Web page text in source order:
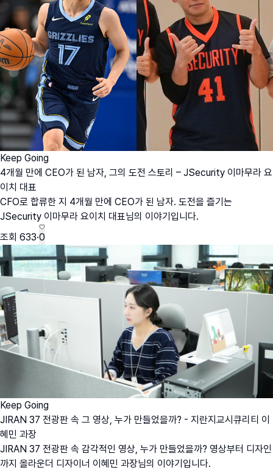
Keep Going
4개월 만에 CEO가 된 남자, 그의 도전 스토리 – JSecurity 이마무라 요
이치 대표
CFO로 합류한 지 4개월 만에 CEO가 된 남자. 도전을 즐기는
JSecurity 이마무라 요이치 대표님의 이야기입니다.
조회 633·0
Keep Going
JIRAN 37 전광판 속 그 영상, 누가 만들었을까? - 지란지교시큐리티 이
혜민 과장
JIRAN 37 전광판 속 감각적인 영상, 누가 만들었을까? 영상부터 디자인
까지 올라운더 디자이너 이혜민 과장님의 이야기입니다.